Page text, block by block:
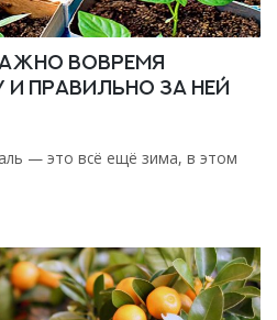
вовремя
правильно за ней
— это всё ещё зима, в этом